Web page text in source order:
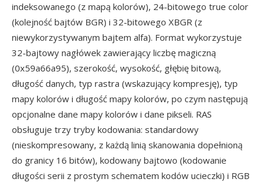
indeksowanego (z mapą kolorów), 24-bitowego true color
(kolejność bajtów BGR) i 32-bitowego XBGR (z
niewykorzystywanym bajtem alfa). Format wykorzystuje
32-bajtowy nagłówek zawierający liczbę magiczną
(0x59a66a95), szerokość, wysokość, głębię bitową,
długość danych, typ rastra (wskazujący kompresję), typ
mapy kolorów i długość mapy kolorów, po czym następują
opcjonalne dane mapy kolorów i dane pikseli. RAS
obsługuje trzy tryby kodowania: standardowy
(nieskompresowany, z każdą linią skanowania dopełnioną
do granicy 16 bitów), kodowany bajtowo (kodowanie
długości serii z prostym schematem kodów ucieczki) i RGB